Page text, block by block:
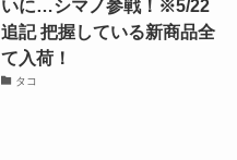
いに…シマノ参戦！※5/22
追記 把握している新商品全
て入荷！
タコ